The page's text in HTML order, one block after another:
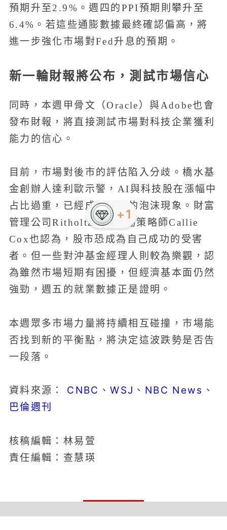
預期升至2.9%。週四的PPI預期則攀升至
6.4%。若這些通膨數據最終確認偏高，將
進一步強化市場對Fed升息的預期。
新一輪財報將公布，測試市場信心
同時，本週甲骨文（Oracle）與Adobe也會
發布財報，將直接測試市場對科技企業獲利
能力的信心。
目前，市場對後市的評估陷入分歧。橋水基
金創辦人達利歐示警，AI與科技股在漲幅中
占比過重，已經成為經典的泡沫現象。財富
管理公司Ritholtz首席市場策略師Callie
Cox也認為，股市恐成為自己成功的受害
者。但一些對沖基金經理人則較為樂觀，認
為雖然市場短期有困擾，但經濟基本面仍然
強勁，週五的就業數據正是證明。
本週眾多市場力量將持續相互碰撞，市場能
否找到新的平衡點，將決定這波跌勢是否告
一段落。
資料來源： CNBC 、WSJ 、 NBC News 、
巴倫週刊
核稿編輯：林易萱
責任編輯：查慧瑛